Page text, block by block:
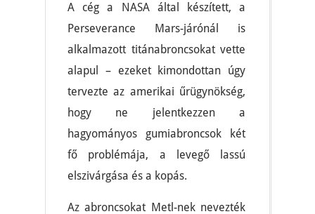
A cég a NASA által készített, a
Perseverance Mars-járónál is
alkalmazott titánabroncsokat vette
alapul – ezeket kimondottan úgy
tervezte az amerikai űrügynökség,
hogy ne jelentkezzen a
hagyományos gumiabroncsok két
fő problémája, a levegő lassú
elszivárgása és a kopás.
Az abroncsokat Metl-nek nevezték